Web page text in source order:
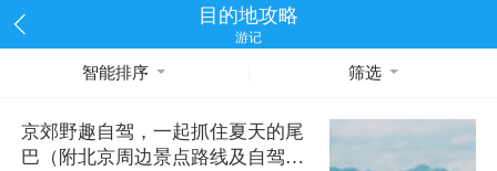
目的地攻略
游记
智能排序 筛选
京郊野趣自驾，一起抓住夏天的尾
巴（附北京周边景点路线及自驾攻